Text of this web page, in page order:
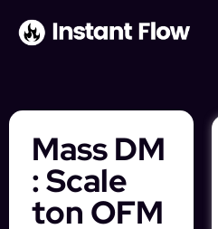
Mass DM
: Scale
ton OFM